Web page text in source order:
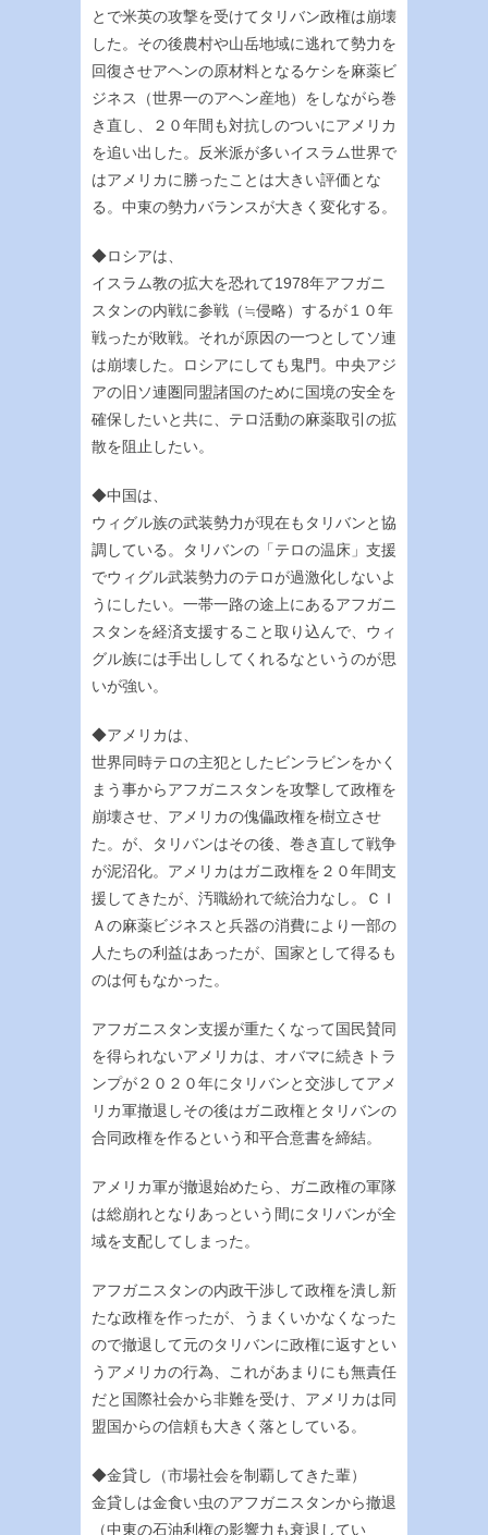
とで米英の攻撃を受けてタリバン政権は崩壊
した。その後農村や山岳地域に逃れて勢力を
回復させアヘンの原材料となるケシを麻薬ビ
ジネス（世界一のアヘン産地）をしながら巻
き直し、２０年間も対抗しのついにアメリカ
を追い出した。反米派が多いイスラム世界で
はアメリカに勝ったことは大きい評価とな
る。中東の勢力バランスが大きく変化する。
◆ロシアは、
イスラム教の拡大を恐れて1978年アフガニ
スタンの内戦に参戦（≒侵略）するが１０年
戦ったが敗戦。それが原因の一つとしてソ連
は崩壊した。ロシアにしても鬼門。中央アジ
アの旧ソ連圏同盟諸国のために国境の安全を
確保したいと共に、テロ活動の麻薬取引の拡
散を阻止したい。
◆中国は、
ウィグル族の武装勢力が現在もタリバンと協
調している。タリバンの「テロの温床」支援
でウィグル武装勢力のテロが過激化しないよ
うにしたい。一帯一路の途上にあるアフガニ
スタンを経済支援すること取り込んで、ウィ
グル族には手出ししてくれるなというのが思
いが強い。
◆アメリカは、
世界同時テロの主犯としたビンラビンをかく
まう事からアフガニスタンを攻撃して政権を
崩壊させ、アメリカの傀儡政権を樹立させ
た。が、タリバンはその後、巻き直して戦争
が泥沼化。アメリカはガニ政権を２０年間支
援してきたが、汚職紛れで統治力なし。ＣＩ
Ａの麻薬ビジネスと兵器の消費により一部の
人たちの利益はあったが、国家として得るも
のは何もなかった。
アフガニスタン支援が重たくなって国民賛同
を得られないアメリカは、オバマに続きトラ
ンプが２０２０年にタリバンと交渉してアメ
リカ軍撤退しその後はガニ政権とタリバンの
合同政権を作るという和平合意書を締結。
アメリカ軍が撤退始めたら、ガニ政権の軍隊
は総崩れとなりあっという間にタリバンが全
域を支配してしまった。
アフガニスタンの内政干渉して政権を潰し新
たな政権を作ったが、うまくいかなくなった
ので撤退して元のタリバンに政権に返すとい
うアメリカの行為、これがあまりにも無責任
だと国際社会から非難を受け、アメリカは同
盟国からの信頼も大きく落としている。
◆金貸し（市場社会を制覇してきた輩）
金貸しは金食い虫のアフガニスタンから撤退
（中東の石油利権の影響力も衰退してい